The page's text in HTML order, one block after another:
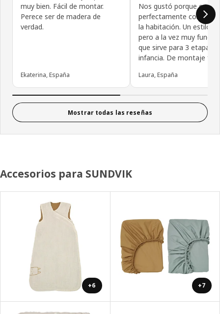
muy bien. Fácil de montar.
Perece ser de madera de
verdad.
Ekaterina, España
Nos gustó porque encaja
perfectamente con el
la habitación. Un estilo
pero a la vez muy
que sirve para 3 etapas
infancia. De montaje
Laura, España
Mostrar todas las reseñas
Accesorios para SUNDVIK
+6 +7